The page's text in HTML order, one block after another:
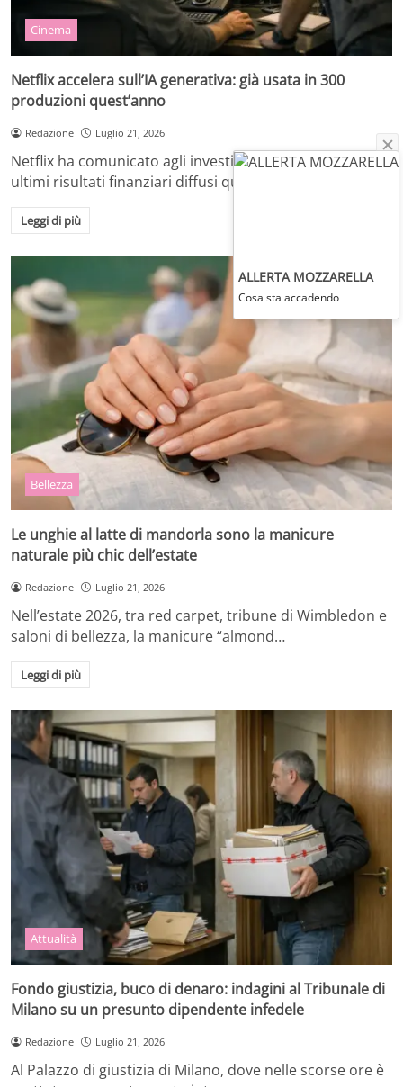
Cinema
Netflix accelera sull’IA generativa: già usata in 300
produzioni quest’anno
Redazione Luglio 21, 2026
Netflix ha comunicato agli investitori, in occasione degli
ultimi risultati finanziari diffusi quest’anno, di avere…
Leggi di più
Bellezza
Le unghie al latte di mandorla sono la manicure
naturale più chic dell’estate
Redazione Luglio 21, 2026
Nell’estate 2026, tra red carpet, tribune di Wimbledon e
saloni di bellezza, la manicure “almond…
Leggi di più
Attualità
Fondo giustizia, buco di denaro: indagini al Tribunale di
Milano su un presunto dipendente infedele
Redazione Luglio 21, 2026
Al Palazzo di giustizia di Milano, dove nelle scorse ore è
ALLERTA MOZZARELLA
Cosa sta accadendo